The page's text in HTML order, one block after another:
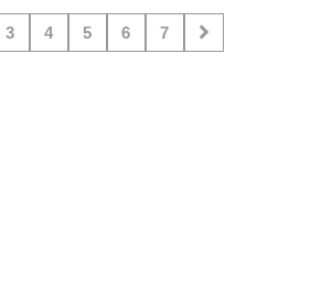
3 4 5 6 7